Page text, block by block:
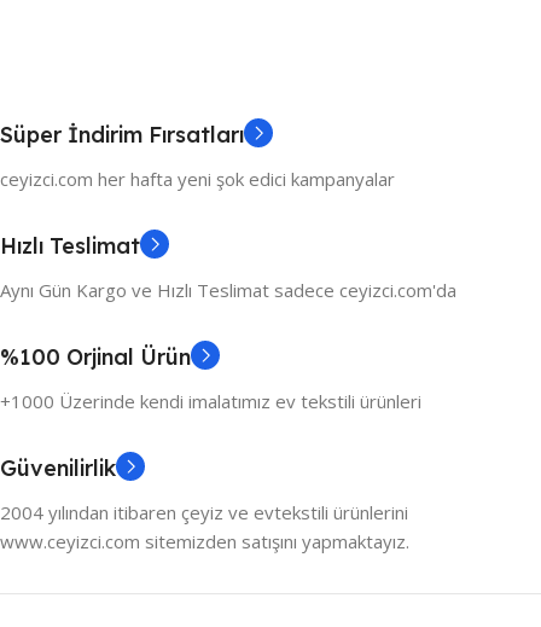
Süper İndirim Fırsatları
ceyizci.com her hafta yeni şok edici kampanyalar
Hızlı Teslimat
Aynı Gün Kargo ve Hızlı Teslimat sadece ceyizci.com'da
%100 Orjinal Ürün
+1000 Üzerinde kendi imalatımız ev tekstili ürünleri
Güvenilirlik
2004 yılından itibaren çeyiz ve evtekstili ürünlerini
www.ceyizci.com sitemizden satışını yapmaktayız.